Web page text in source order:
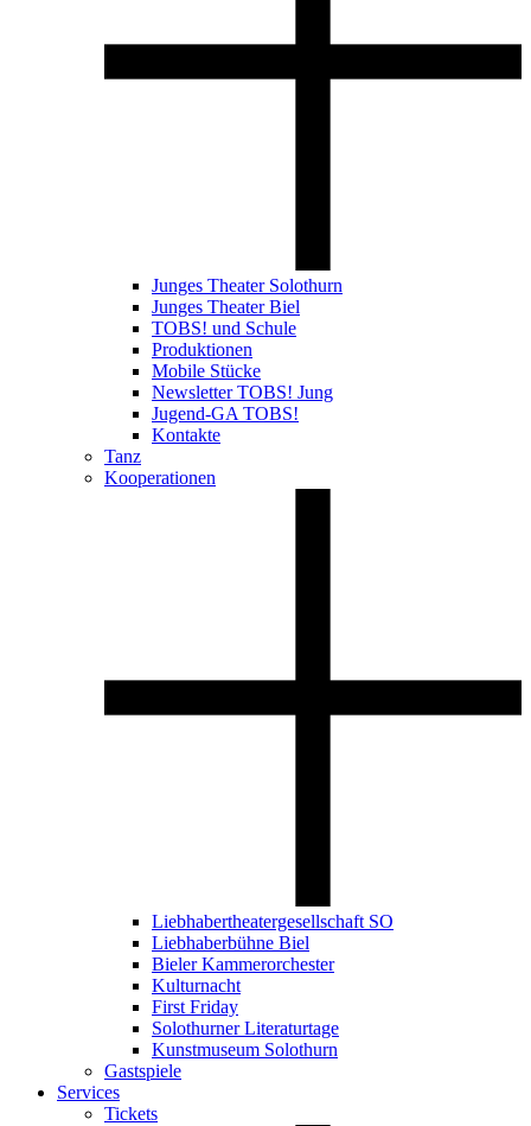
Junges Theater Solothurn
Junges Theater Biel
TOBS! und Schule
Produktionen
Mobile Stücke
Newsletter TOBS! Jung
Jugend-GA TOBS!
Kontakte
Tanz
Kooperationen
Liebhabertheatergesellschaft SO
Liebhaberbühne Biel
Bieler Kammerorchester
Kulturnacht
First Friday
Solothurner Literaturtage
Kunstmuseum Solothurn
Gastspiele
Services
Tickets